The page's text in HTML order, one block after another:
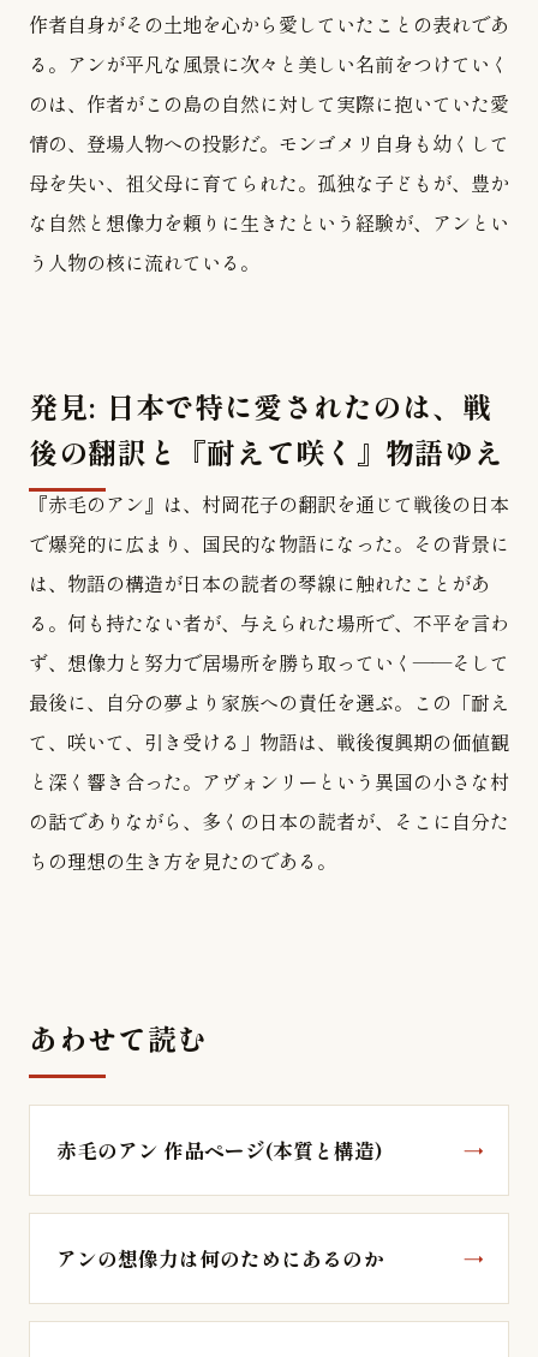
作者自身がその土地を心から愛していたことの表れであ
る。アンが平凡な風景に次々と美しい名前をつけていく
のは、作者がこの島の自然に対して実際に抱いていた愛
情の、登場人物への投影だ。モンゴメリ自身も幼くして
母を失い、祖父母に育てられた。孤独な子どもが、豊か
な自然と想像力を頼りに生きたという経験が、アンとい
う人物の核に流れている。
発見: 日本で特に愛されたのは、戦
後の翻訳と『耐えて咲く』物語ゆえ
『赤毛のアン』は、村岡花子の翻訳を通じて戦後の日本
で爆発的に広まり、国民的な物語になった。その背景に
は、物語の構造が日本の読者の琴線に触れたことがあ
る。何も持たない者が、与えられた場所で、不平を言わ
ず、想像力と努力で居場所を勝ち取っていく——そして
最後に、自分の夢より家族への責任を選ぶ。この「耐え
て、咲いて、引き受ける」物語は、戦後復興期の価値観
と深く響き合った。アヴォンリーという異国の小さな村
の話でありながら、多くの日本の読者が、そこに自分た
ちの理想の生き方を見たのである。
あわせて読む
赤毛のアン 作品ページ(本質と構造)
アンの想像力は何のためにあるのか